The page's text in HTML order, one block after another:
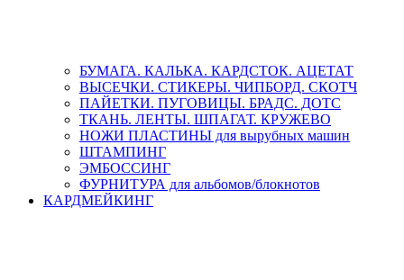
БУМАГА. КАЛЬКА. КАРДСТОК. АЦЕТАТ
ВЫСЕЧКИ. СТИКЕРЫ. ЧИПБОРД. СКОТЧ
ПАЙЕТКИ. ПУГОВИЦЫ. БРАДС. ДОТС
ТКАНЬ. ЛЕНТЫ. ШПАГАТ. КРУЖЕВО
НОЖИ ПЛАСТИНЫ для вырубных машин
ШТАМПИНГ
ЭМБОССИНГ
ФУРНИТУРА для альбомов/блокнотов
КАРДМЕЙКИНГ